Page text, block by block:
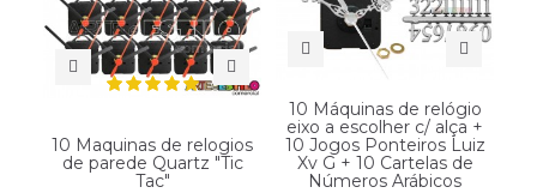
10 Máquinas de relógio
eixo a escolher c/ alça +
10 Jogos Ponteiros Luiz
Xv G + 10 Cartelas de
Números Arábicos
10 Maquinas de relogios
de parede Quartz "Tic
Tac"